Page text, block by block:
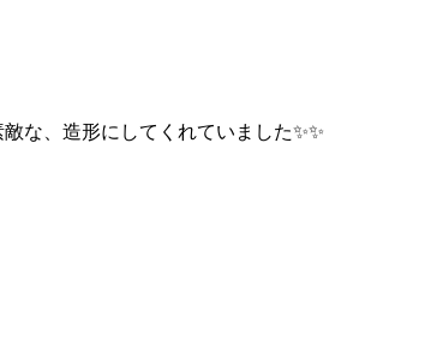
な、造形にしてくれていました✨✨